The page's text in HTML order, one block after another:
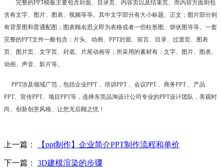
完整的PPT模板主要包含封面、目录页、内容页以及结束页。而内容方面则包
含有文字、图片、图表、视频等等。其中文字部分有大小标题、正文；图片部分则
有背景图和普通配图；图表顾名思义即为表格或者一些柱形图、饼状图等等。一套
完整的PPT文件一般包含：片头、动画、PPT封面、前言、目录、过渡页、图表
页、图片页、文字页、封底、片尾动画等；所采用的素材有：文字、图片、图表、
动画、声音、影片等。
PPT涉及领域广范，包括企业PPT 、培训PPT 、会议PPT 、商务PPT 、产品
PPT、宣传PPT、项目PPT等，选择东莞品淘设计公司专业的PPT设计团队，美观时
尚、创新创意风格、让您无后顾之忧！
上一篇： 【ppt制作】企业简介PPT制作流程和单价
下一篇： 3D建模渲染的步骤